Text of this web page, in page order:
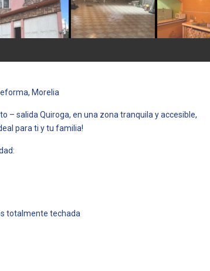
Morelia
– salida Quiroga, en una zona tranquila y accesible,
para ti y tu familia!
totalmente techada